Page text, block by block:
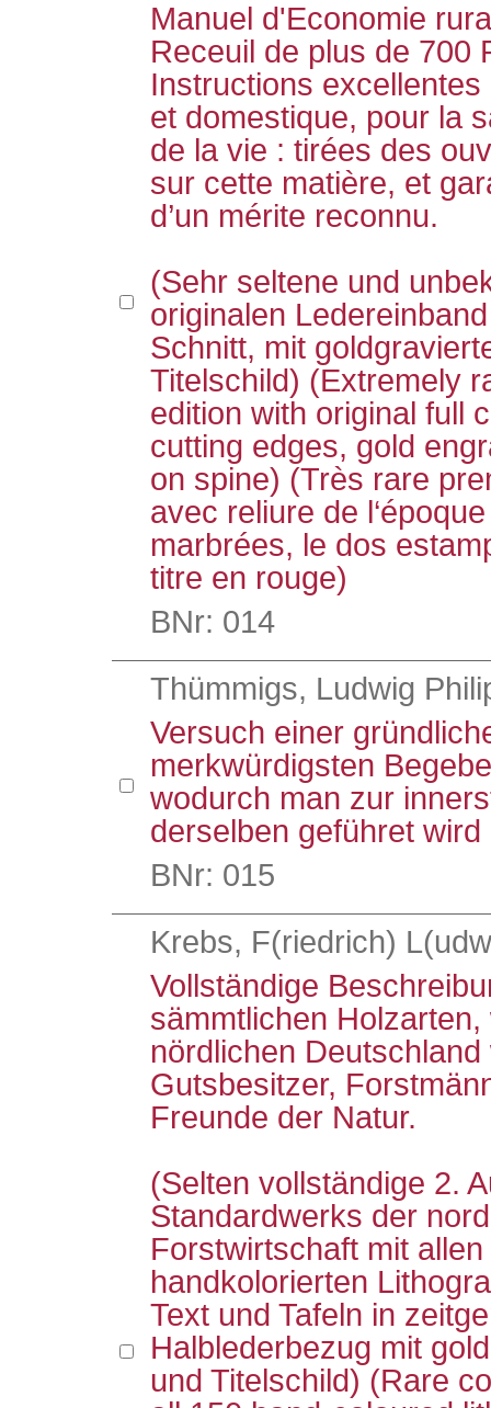
Manuel d'Economie
Receuil de plus de 700
Instructions
et domestique, pour la
de la vie : tirées des
sur cette matière, et
d’un mérite reconnu.
(Sehr seltene und
originalen
Schnitt, mit
Titelschild) (Extremely
edition with original full
cutting edges, gold
on spine) (Très rare
avec reliure de
marbrées, le dos
titre en rouge)
BNr: 014
Thümmigs, Ludwig
Versuch einer
merkwürdigsten
wodurch man zur
derselben geführet wird
BNr: 015
Krebs, F(riedrich)
Vollständige
sämmtlichen
nördlichen
Gutsbesitzer,
Freunde der Natur.
(Selten vollständige 2.
Standardwerks der
Forstwirtschaft mit allen
handkolorierten
Text und Tafeln in
Halblederbezug mit
und Titelschild) (Rare